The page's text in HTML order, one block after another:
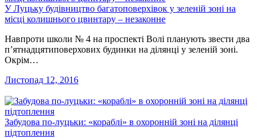
У Луцьку будівництво багатоповерхівок у зеленій зоні на
місці колишнього цвинтару – незаконне
Навпроти школи № 4 на проспекті Волі планують звести два
п’ятнадцятиповерхових будинки на ділянці у зеленій зоні.
Окрім…
Листопад 12, 2016
Забудова по-луцьки: «кораблі» в охоронній зоні на ділянці
підтоплення